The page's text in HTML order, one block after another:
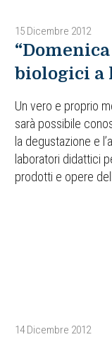
15 Dicembre 2012
biologici a
Un vero e proprio
sarà possibile
la degustazione e
laboratori didattici
prodotti e opere
14 Dicembre 2012